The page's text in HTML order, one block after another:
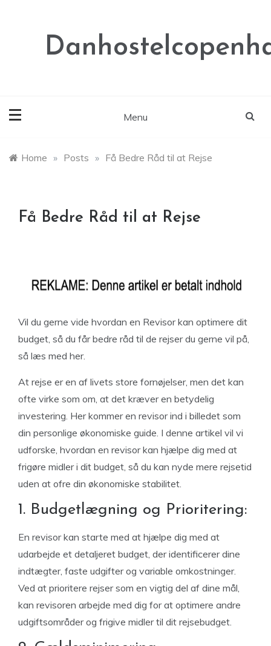
Menu
Home » Posts » Få Bedre Råd til at Rejse
Få Bedre Råd til at Rejse
Vil du gerne vide hvordan en Revisor kan optimere dit
budget, så du får bedre råd til de rejser du gerne vil på,
så læs med her.
At rejse er en af livets store fornøjelser, men det kan
ofte virke som om, at det kræver en betydelig
investering. Her kommer en revisor ind i billedet som
din personlige økonomiske guide. I denne artikel vil vi
udforske, hvordan en revisor kan hjælpe dig med at
frigøre midler i dit budget, så du kan nyde mere rejsetid
uden at ofre din økonomiske stabilitet.
1. Budgetlægning og Prioritering:
En revisor kan starte med at hjælpe dig med at
udarbejde et detaljeret budget, der identificerer dine
indtægter, faste udgifter og variable omkostninger.
Ved at prioritere rejser som en vigtig del af dine mål,
kan revisoren arbejde med dig for at optimere andre
udgiftsområder og frigive midler til dit rejsebudget.